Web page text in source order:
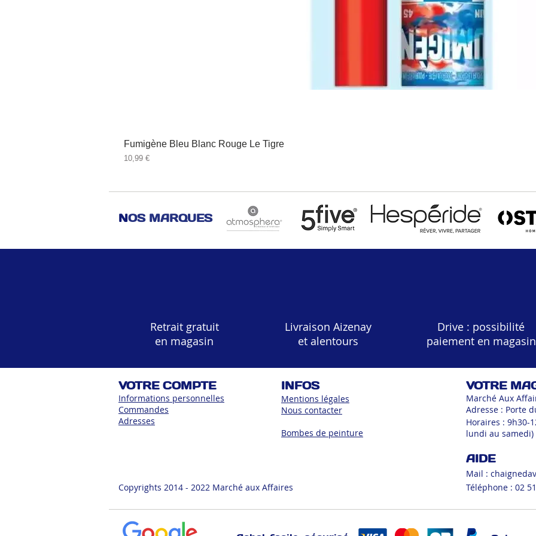
Fumigène Bleu Blanc Rouge Le Tigre
Prix
10,99 €
NOS MARQUES
Retrait gratuit
en magasin
Livraison Aizenay
et alentours
Drive : possibilité
paiement en magasin
VOTRE COMPTE
Informations personnelles
Commandes
Adresses
INFOS
Mentions légales
Nous contacter
Bombes de peinture
Copyrights 2014 - 2022 Marché aux Affaires
VOTRE
Marché Aux
Adresse : Porte
Horaires : 9h30-
lundi au samedi)
AIDE
Mail :
Téléphone : 02